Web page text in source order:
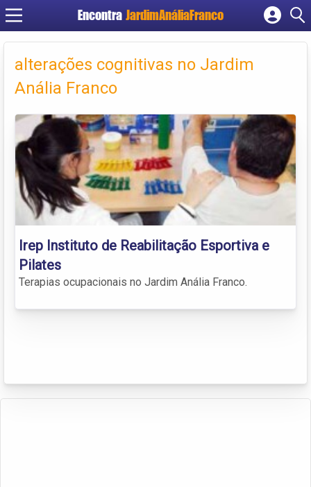
Encontra JardimAnáliaFranco
Cadastrar empresa
Criar conta
alterações cognitivas no Jardim
Anália Franco
Irep Instituto de Reabilitação Esportiva e
Pilates
Terapias ocupacionais no Jardim Anália Franco.